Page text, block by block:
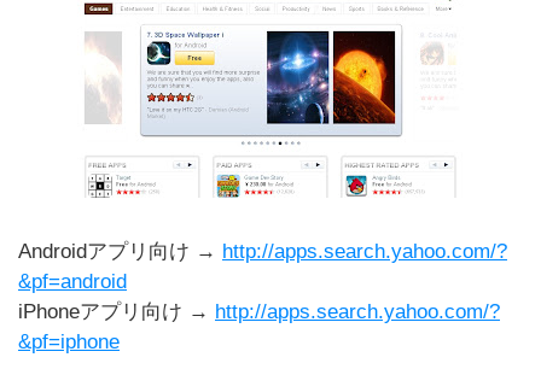
Androidアプリ向け → http://apps.search.yahoo.com/?
&pf=android
iPhoneアプリ向け → http://apps.search.yahoo.com/?
&pf=iphone